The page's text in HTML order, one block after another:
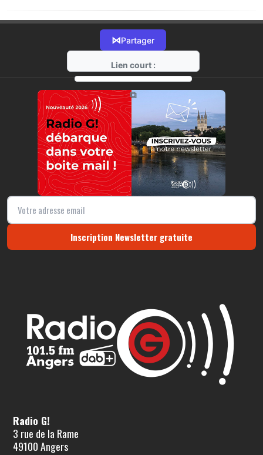
⋈Partager
Lien court :
https://radio-g.fr?14733
⧉
Inscription Newsletter gratuite
Radio G!
3 rue de la Rame
49100 Angers